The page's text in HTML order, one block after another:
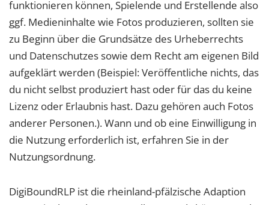
funktionieren können, Spielende und Erstellende also
ggf. Medieninhalte wie Fotos produzieren, sollten sie
zu Beginn über die Grundsätze des Urheberrechts
und Datenschutzes sowie dem Recht am eigenen Bild
aufgeklärt werden (Beispiel: Veröffentliche nichts, das
du nicht selbst produziert hast oder für das du keine
Lizenz oder Erlaubnis hast. Dazu gehören auch Fotos
anderer Personen.). Wann und ob eine Einwilligung in
die Nutzung erforderlich ist, erfahren Sie in der
Nutzungsordnung.
DigiBoundRLP ist die rheinland-pfälzische Adaption